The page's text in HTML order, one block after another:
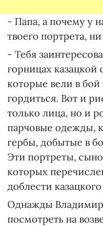
- Папа, а почему у
твоего портрета,
- Тебя
горницах
которые вели в бой
гордиться. Вот и
только лица, но и
парчовые одежды,
гербы, добытые в
Эти портреты,
которых
доблести
Однажды
посмотреть на